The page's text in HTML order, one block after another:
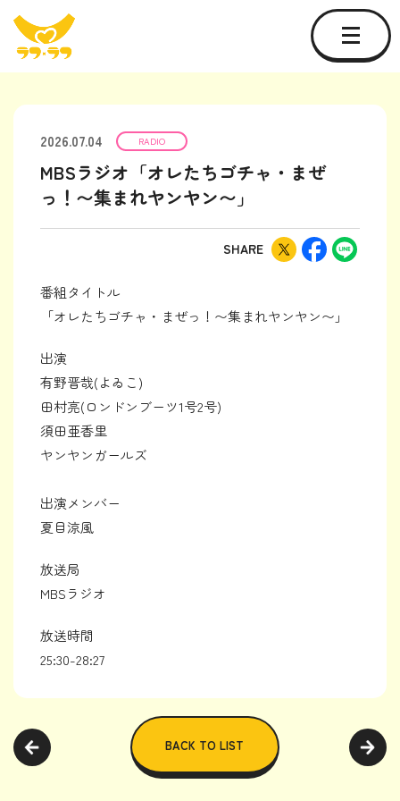
2026.07.04 RADIO
MBSラジオ「オレたちゴチャ・まぜ
っ！〜集まれヤンヤン〜」
SHARE
番組タイトル
「オレたちゴチャ・まぜっ！〜集まれヤンヤン〜」
出演
有野晋哉(よゐこ)
田村亮(ロンドンブーツ1号2号)
須田亜香里
ヤンヤンガールズ
出演メンバー
夏目涼風
放送局
MBSラジオ
放送時間
25:30-28:27
BACK TO LIST